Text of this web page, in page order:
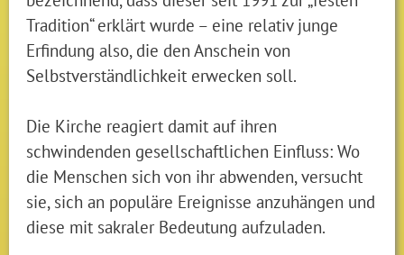
Tradition“ erklärt wurde – eine relativ junge
Erfindung also, die den Anschein von
Selbstverständlichkeit erwecken soll.
Die Kirche reagiert damit auf ihren
schwindenden gesellschaftlichen Einfluss: Wo
die Menschen sich von ihr abwenden, versucht
sie, sich an populäre Ereignisse anzuhängen und
diese mit sakraler Bedeutung aufzuladen.